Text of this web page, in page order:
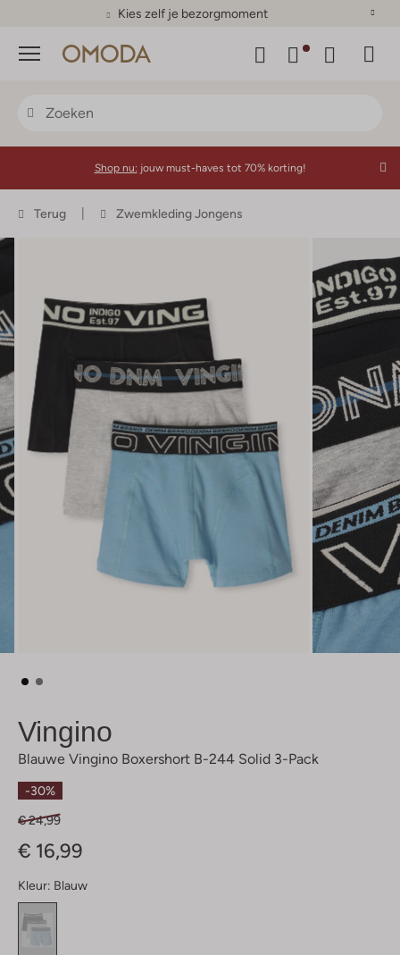
Kies zelf je bezorgmoment
Menu
Shop nu: jouw must-haves tot 70% korting!
Terug Zwemkleding Jongens
Vingino
Blauwe Vingino Boxershort B-244 Solid 3-Pack
-30%
€ 24,99
€ 16,99
Kleur: Blauw